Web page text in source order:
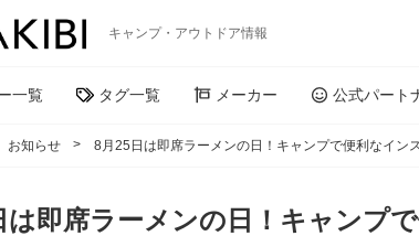
キャンプ・アウトドア情報
一覧 タグ一覧 メーカー 公式パート
お知らせ 8月25日は即席ラーメンの日！キャンプで便利なイン
は即席ラーメンの日！キャンプ